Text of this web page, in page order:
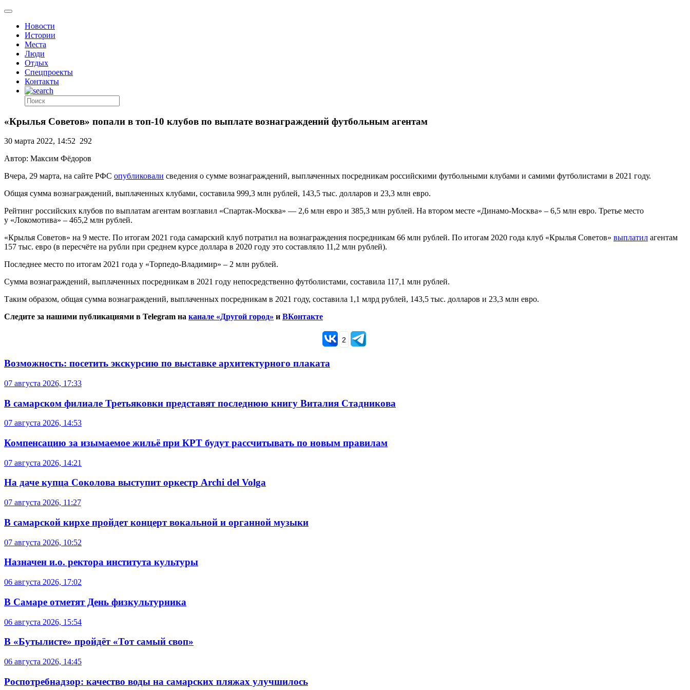
Новости
Истории
Места
Люди
Отдых
Спецпроекты
Контакты
«Крылья Советов» попали в топ-10 клубов по выплате вознаграждений футбольным агентам
30 марта 2022, 14:52 292
Автор: Максим Фёдоров
Вчера, 29 марта, на сайте РФС опубликовали сведения о сумме вознаграждений, выплаченных посредникам российскими футбольными клубами и самими футболистами в 2021 году.
Общая сумма вознаграждений, выплаченных клубами, составила 999,3 млн рублей, 143,5 тыс. долларов и 23,3 млн евро.
Рейтинг российских клубов по выплатам агентам возглавил «Спартак-Москва» — 2,6 млн евро и 385,3 млн рублей. На втором месте «Динамо-Москва» – 6,5 млн евро. Третье место
у «Локомотива» – 465,2 млн рублей.
«Крылья Советов» на 9 месте. По итогам 2021 года самарский клуб потратил на вознаграждения посредникам 66 млн рублей. По итогам 2020 года клуб «Крылья Советов» выплатил агентам
157 тыс. евро (в пересчёте на рубли при среднем курсе доллара в 2020 году это составляло 11,2 млн рублей).
Последнее место по итогам 2021 года у «Торпедо-Владимир» – 2 млн рублей.
Сумма вознаграждений, выплаченных посредникам в 2021 году непосредственно футболистами, составила 117,1 млн рублей.
Таким образом, общая сумма вознаграждений, выплаченных посредникам в 2021 году, составила 1,1 млрд рублей, 143,5 тыс. долларов и 23,3 млн евро.
Следите за нашими публикациями в Telegram на канале «Другой город» и ВКонтакте
2
Возможность: посетить экскурсию по выставке архитектурного плаката
07 августа 2026, 17:33
В самарском филиале Третьяковки представят последнюю книгу Виталия Стадникова
07 августа 2026, 14:53
Компенсацию за изымаемое жильё при КРТ будут рассчитывать по новым правилам
07 августа 2026, 14:21
На даче купца Соколова выступит оркестр Archi del Volga
07 августа 2026, 11:27
В самарской кирхе пройдет концерт вокальной и органной музыки
07 августа 2026, 10:52
Назначен и.о. ректора института культуры
06 августа 2026, 17:02
В Самаре отметят День физкультурника
06 августа 2026, 15:54
В «Бутылисте» пройдёт «Тот самый своп»
06 августа 2026, 14:45
Роспотребнадзор: качество воды на самарских пляжах улучшилось